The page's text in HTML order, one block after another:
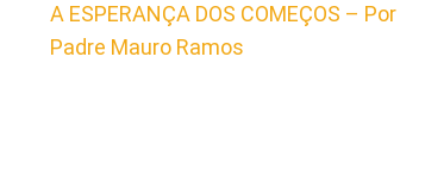
A ESPERANÇA DOS COMEÇOS – Por
Padre Mauro Ramos